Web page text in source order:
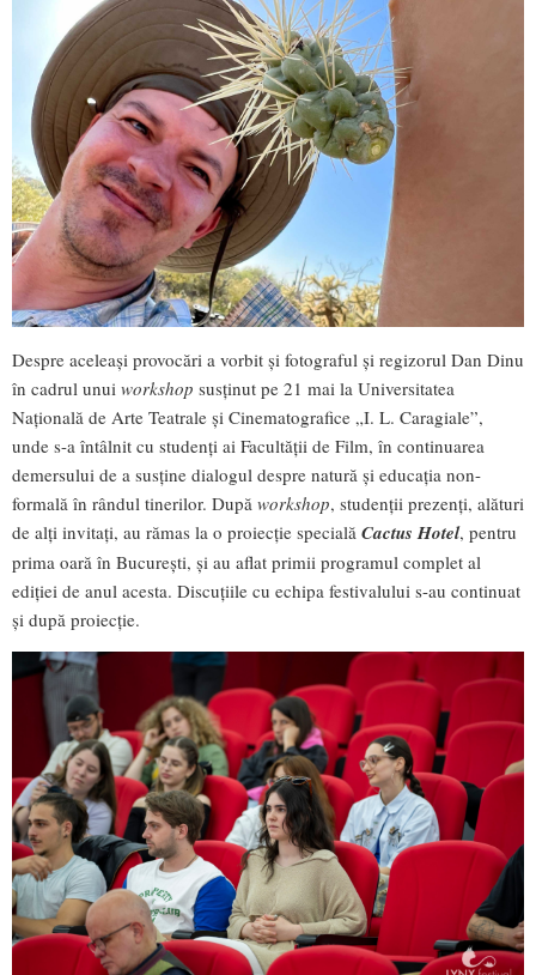
Despre aceleași provocări a vorbit și fotograful și regizorul Dan Dinu
în cadrul unui workshop susținut pe 21 mai la Universitatea
Națională de Arte Teatrale și Cinematografice „I. L. Caragiale”,
unde s-a întâlnit cu studenți ai Facultății de Film, în continuarea
demersului de a susține dialogul despre natură și educația non-
formală în rândul tinerilor. După workshop, studenții prezenți, alături
de alți invitați, au rămas la o proiecție specială Cactus Hotel, pentru
prima oară în București, și au aflat primii programul complet al
ediției de anul acesta. Discuțiile cu echipa festivalului s-au continuat
și după proiecție.